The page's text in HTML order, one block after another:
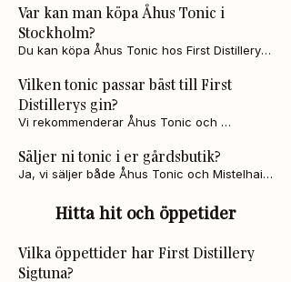
Var kan man köpa Åhus Tonic i
Stockholm?
Du kan köpa Åhus Tonic hos First Distillery
kombinera med provsmakning av våra giner.
Vilken tonic passar bäst till First
Distillerys gin?
Vi rekommenderar Åhus Tonic och
bästa sätt
Säljer ni tonic i er gårdsbutik?
Ja, vi säljer både Åhus Tonic och Mistelhain
Hitta hit och öppetider
Vilka öppettider har First Distillery
Sigtuna?